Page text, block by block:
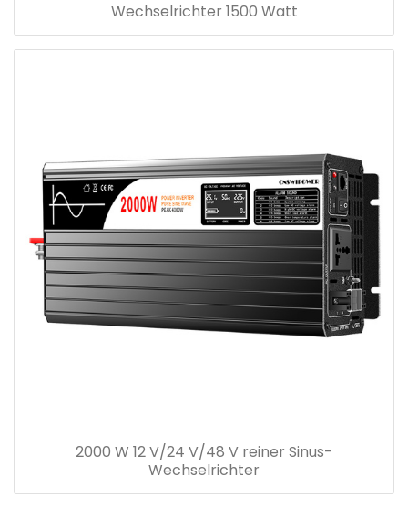
Wechselrichter 1500 Watt
2000 W 12 V/24 V/48 V reiner Sinus-
Wechselrichter